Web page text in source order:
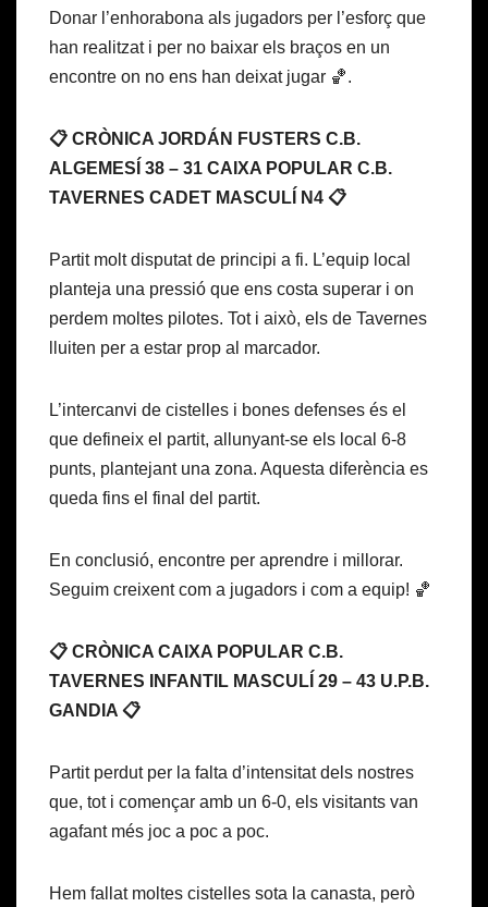
Donar l’enhorabona als jugadors per l’esforç que
han realitzat i per no baixar els braços en un
encontre on no ens han deixat jugar 🏀.
📋 CRÒNICA JORDÁN FUSTERS C.B.
ALGEMESÍ 38 – 31 CAIXA POPULAR C.B.
TAVERNES CADET MASCULÍ N4 📋
Partit molt disputat de principi a fi. L’equip local
planteja una pressió que ens costa superar i on
perdem moltes pilotes. Tot i això, els de Tavernes
lluiten per a estar prop al marcador.
L’intercanvi de cistelles i bones defenses és el
que defineix el partit, allunyant-se els local 6-8
punts, plantejant una zona. Aquesta diferència es
queda fins el final del partit.
En conclusió, encontre per aprendre i millorar.
Seguim creixent com a jugadors i com a equip! 🏀
📋 CRÒNICA CAIXA POPULAR C.B.
TAVERNES INFANTIL MASCULÍ 29 – 43 U.P.B.
GANDIA 📋
Partit perdut per la falta d’intensitat dels nostres
que, tot i començar amb un 6-0, els visitants van
agafant més joc a poc a poc.
Hem fallat moltes cistelles sota la canasta, però